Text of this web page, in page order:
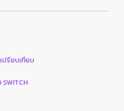
เปรียบเทียบ
SWITCH